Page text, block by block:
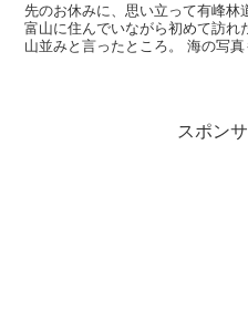
先のお休みに、思い立って有峰林
富山に住んでいながら初めて訪れ
山並みと言ったところ。 海の写
像作業が追い付かない。 期日が
スポン